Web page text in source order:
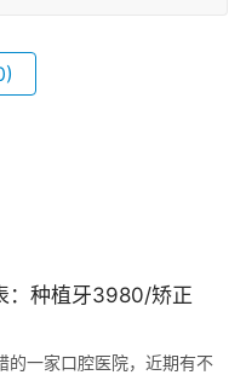
：种植牙3980/矫正
的一家口腔医院，近期有不